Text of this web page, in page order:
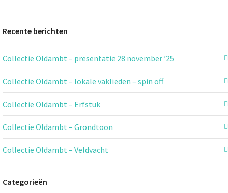
Recente berichten
Collectie Oldambt – presentatie 28 november ’25
Collectie Oldambt – lokale vaklieden – spin off
Collectie Oldambt – Erfstuk
Collectie Oldambt – Grondtoon
Collectie Oldambt – Veldvacht
Categorieën